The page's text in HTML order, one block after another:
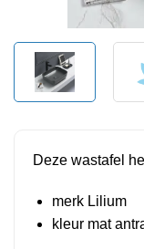
Deze wastafel
merk Lilium
kleur mat